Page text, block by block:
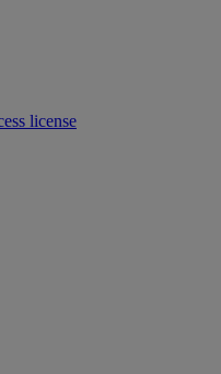
license